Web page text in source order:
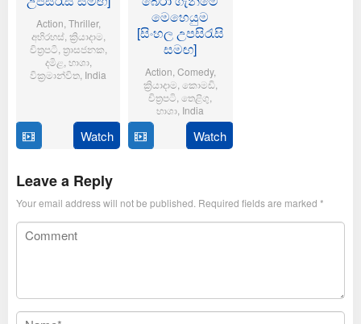
Action Thriller,
අභිරහස්, ක්‍රියාදාම
චිත්‍රපටි ත්‍රාසජනක
දමිළ භාශා,
වික්‍රමාන්විත India
Feb
2025
Thirumeni
Watch
මෙහෙයුම
[සිංහල උපසිරැසි
සමඟ]
Action Comedy,
ක්‍රියාදාම කොමඩි,
චිත්‍රපටි ,තෙළිගු
භාශා India
Jan
Anil
Ravipudi
Watch
Leave a Reply
Your email address will not be published. Required fields are marked *